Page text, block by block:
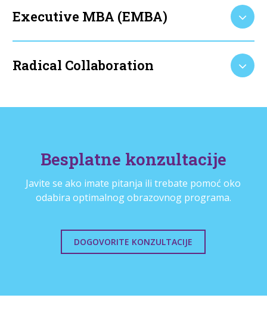
Executive MBA (EMBA)
Radical Collaboration
Besplatne konzultacije
Javite se ako imate pitanja ili trebate pomoć oko
odabira optimalnog obrazovnog programa.
DOGOVORITE KONZULTACIJE